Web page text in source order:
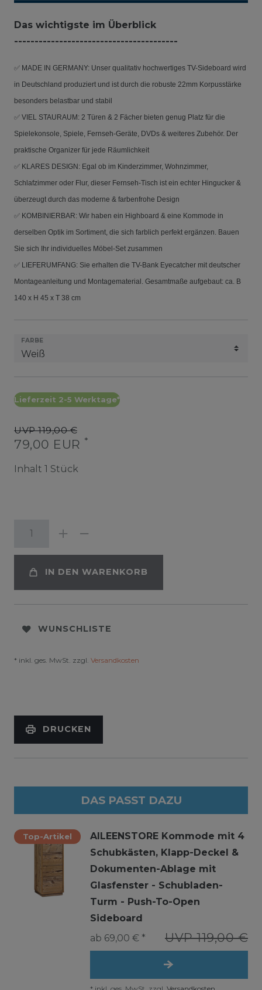
Das wichtigste im Überblick
----------------------------------------
✅ MADE IN GERMANY: Unser qualitativ hochwertiges TV-Sideboard wird
in Deutschland produziert und ist durch die robuste 22mm Korpusstärke
besonders belastbar und stabil
✅ VIEL STAURAUM: 2 Türen & 2 Fächer bieten genug Platz für die
Spielekonsole, Spiele, Fernseh-Geräte, DVDs & weiteres Zubehör. Der
praktische Organizer für jede Räumlichkeit
✅ KLARES DESIGN: Egal ob im Kinderzimmer, Wohnzimmer,
Schlafzimmer oder Flur, dieser Fernseh-Tisch ist ein echter Hingucker &
überzeugt durch das moderne & farbenfrohe Design
✅ KOMBINIERBAR: Wir haben ein Highboard & eine Kommode in
derselben Optik im Sortiment, die sich farblich perfekt ergänzen. Bauen
Sie sich Ihr individuelles Möbel-Set zusammen
✅ LIEFERUMFANG: Sie erhalten die TV-Bank Eyecatcher mit deutscher
Montageanleitung und Montagematerial. Gesamtmaße aufgebaut: ca. B
140 x H 45 x T 38 cm
FARBE
Lieferzeit 2-5 Werktage*
UVP 119,00 €
79,00 EUR *
Inhalt 1 Stück
IN DEN WARENKORB
WUNSCHLISTE
* inkl. ges. MwSt. zzgl. Versandkosten
DRUCKEN
DAS PASST DAZU
Top-Artikel
AILEENSTORE Kommode mit 4
Schubkästen, Klapp-Deckel &
Dokumenten-Ablage mit
Glasfenster - Schubladen-
Turm - Push-To-Open
Sideboard
UVP 119,00 €
ab 69,00 € *